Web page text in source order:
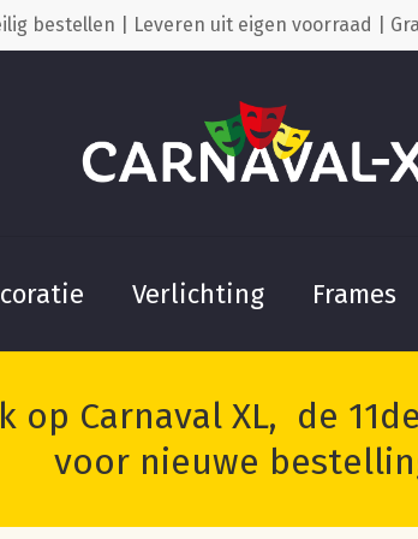
bestellen | Leveren uit eigen voorraad |
Verlichting Frames
op Carnaval XL, de
voor nieuwe